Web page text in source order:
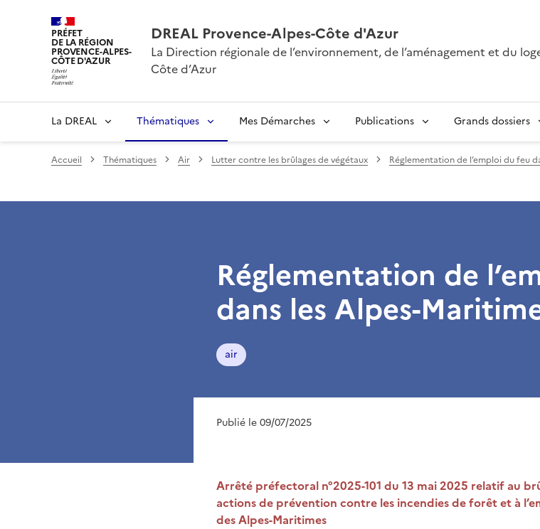
PRÉFET
DE LA RÉGION
PROVENCE-ALPES-
CÔTE D'AZUR
DREAL Provence-Alpes-Côte d'Azur
La Direction régionale de l’environnement, de l’aménagement et du
Côte d’Azur
La DREAL Thématiques Mes Démarches Publications Grands dossiers
Accueil Thématiques Air Lutter contre les brûlages de végétaux Réglementation de l’emploi du feu
Réglementation de
dans les Alpes-
air
Publié le 09/07/2025
Arrêté préfectoral n°2025-101 du 13 mai 2025 relatif au
actions de prévention contre les incendies de forêt et à
des Alpes-Maritimes